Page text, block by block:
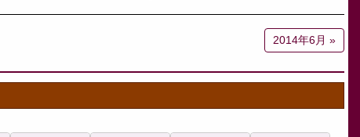
2014年6月 »